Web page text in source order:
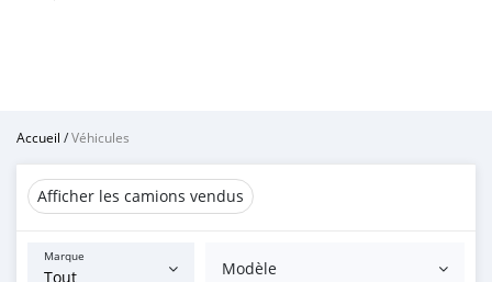
Accueil /Véhicules
Afficher les camions vendus
Marque
Modèle